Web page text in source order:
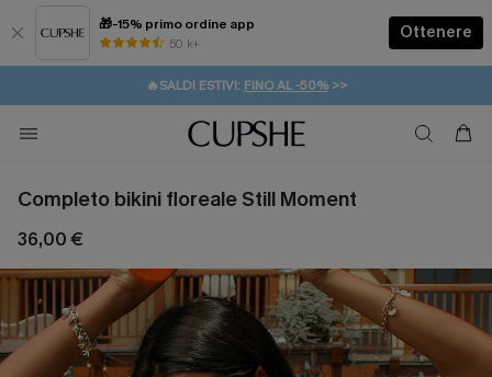
🎁-15% primo ordine app
50 k+
Ottenere
⚡️-15% SUGLI ESSENZIALI DA VACANZA | ACQUISTA
🔥SALDI ESTIVI: FINO AL -50%>>
🚚SPEDIZIONE GRATUITA DA 49€
💌REGALO PER I NUOVI: 20% DI SCONTO*
Completo bikini floreale Still Moment
36,00 €